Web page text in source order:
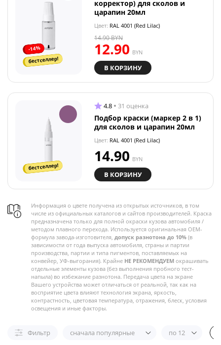
-14%
бестселлер!
корректор) для сколов и
царапин 20мл
Цвет: RAL 4001 (Red Lilac)
12.90 BYN
14.90BYN
В КОРЗИНУ
бестселлер!
4.8 31 оценка
Подбор краски (маркер 2 в 1)
для сколов и царапин 20мл
Цвет: RAL 4001 (Red Lilac)
14.90 BYN
В КОРЗИНУ
Информация о цвете получена из открытых источников, в том
числе из официальных каталогов и сайтов производителей. Краска
предназначена только для полной окраски кузова автомобиля /
методом плавного перехода. Используется оригинальная OEM-
формула завода-изготовителя, допуск разнотона до 10% (в
зависимости от года выпуска автомобиля, страны и партии
производства, партии и типа пигментов, поставляемых на
конвейер, УФ-выгорания). Крайне НЕ РЕКОМЕНДУЕМ окрашивать
отдельные элементы кузова (без выполнения пробного тест-
напыла) во избежание разнотона. Передача цвета на экране
Вашего устройства может отличаться от реальной, так как на
восприятие цвета влияют технология экрана, яркость,
контрастность, цветовая температура, отражения, блеск, условия
освещения и иные факторы.
Фильтр сначала популярные по 12